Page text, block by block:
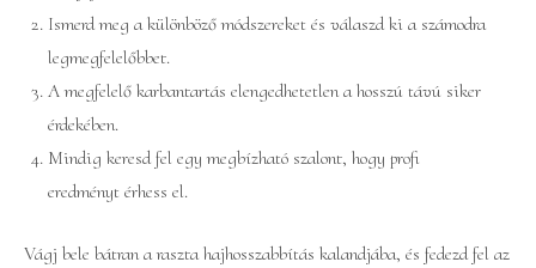
Ismerd meg a különböző módszereket és válaszd ki a számodra
legmegfelelőbbet.
A megfelelő karbantartás elengedhetetlen a hosszú távú siker
érdekében.
Mindig keresd fel egy megbízható szalont, hogy profi
eredményt érhess el.
Vágj bele bátran a raszta hajhosszabbítás kalandjába, és fedezd fel az